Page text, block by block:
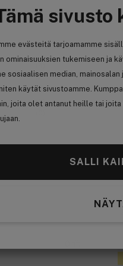
sivusto
evästeitä tarjoamamme
ominaisuuksien tukemiseen ja
sosiaalisen median,
käytät sivustoamme.
joita olet antanut heille tai
SALLI
(2)
(1)
(0)